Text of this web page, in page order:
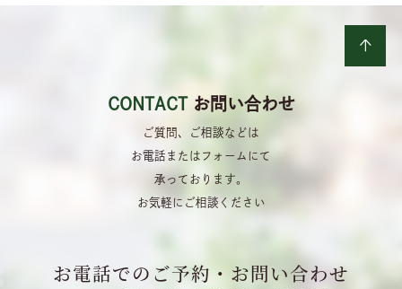
CONTACT お問い合わせ
ご質問、ご相談などは
お電話またはフォームにて
承っております。
お気軽にご相談ください
お電話でのご予約・お問い合わせ